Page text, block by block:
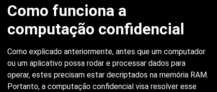
Como funciona a
computação confidencial
Como explicado anteriormente, antes que um computador
ou um aplicativo possa rodar e processar dados para
operar, estes precisam estar decriptados na memória RAM.
Portanto, a computação confidencial visa resolver esse